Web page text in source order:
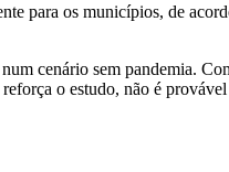
para os municípios, de
cenário sem pandemia.
o estudo, não é